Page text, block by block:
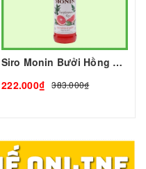
Siro Monin Bưởi Hồng 700ml (Pink Grapefruit) I Nguyên Liệu Pha Chế - Tobee Food
222.000₫
383.000₫